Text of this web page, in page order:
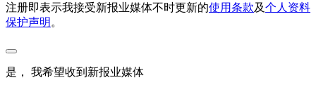
注册即表示我接受新报业媒体不时更新的使用条款及个人资料
保护声明。
是， 我希望收到新报业媒体